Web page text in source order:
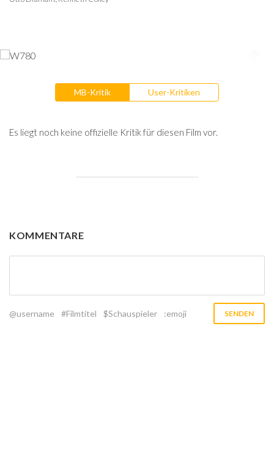
MB-Kritik User-Kritiken
Es liegt noch keine offizielle Kritik für diesen Film vor.
KOMMENTARE
@username #Filmtitel $Schauspieler :emoji